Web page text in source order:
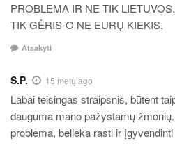
PROBLEMA IR NE TIK
TIK GĖRIS-O NE EURŲ KIEKIS.
Atsakyti
S.P. 15 metų ago
Labai teisingas straipsnis, būtent
dauguma mano pažystamų
problema, belieka rasti ir